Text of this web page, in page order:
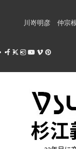
キ
川嵜明彦
仲宗
Facebook
X Instagram
Youtube
VimeoPinterest
杉江